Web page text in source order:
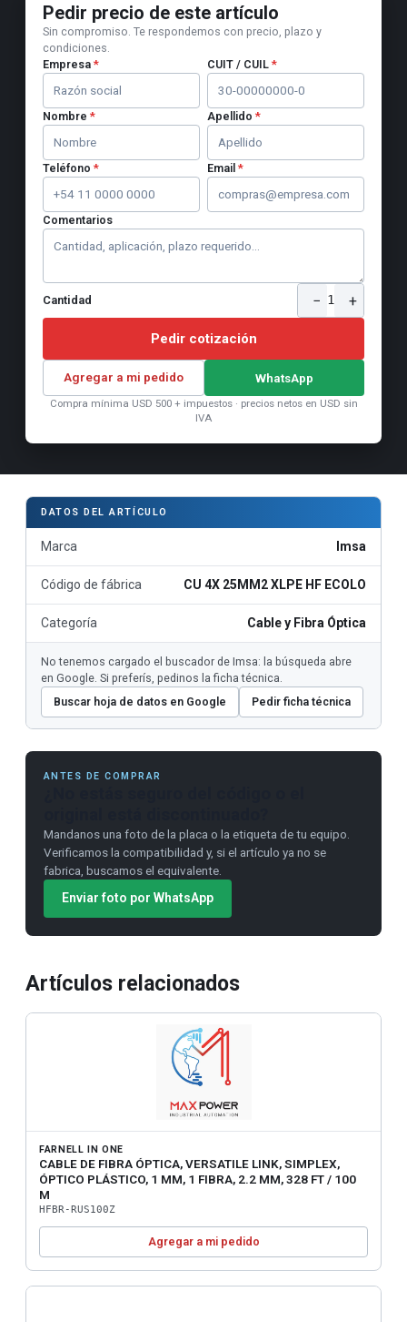
Pedir precio de este artículo
Sin compromiso. Te respondemos con precio, plazo y
condiciones.
Empresa * CUIT / CUIL *
Nombre * Apellido *
Teléfono * Email *
Comentarios
Cantidad − 1 +
Pedir cotización
Agregar a mi pedido WhatsApp
Compra mínima USD 500 + impuestos · precios netos en USD sin
IVA
DATOS DEL ARTÍCULO
Marca Imsa
Código de fábrica CU 4X 25MM2 XLPE HF ECOLO
Categoría Cable y Fibra Óptica
No tenemos cargado el buscador de Imsa: la búsqueda abre
en Google. Si preferís, pedinos la ficha técnica.
Buscar hoja de datos en Google
Pedir ficha técnica
ANTES DE COMPRAR
Mandanos una foto de la placa o la etiqueta de tu equipo.
Verificamos la compatibilidad y, si el artículo ya no se
fabrica, buscamos el equivalente.
Enviar foto por WhatsApp
Artículos relacionados
FARNELL IN ONE
CABLE DE FIBRA ÓPTICA, VERSATILE LINK, SIMPLEX,
ÓPTICO PLÁSTICO, 1 MM, 1 FIBRA, 2.2 MM, 328 FT / 100
M
HFBR-RUS100Z
Agregar a mi pedido